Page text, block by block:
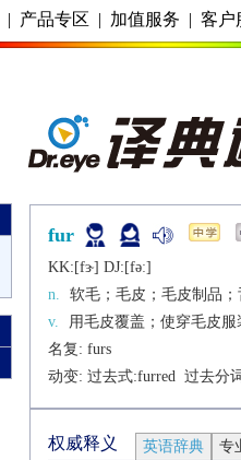
| 产品专区 | 加值服务 | 客户
fur
KK:[fɝ] DJ:[fǝː]
n.
软毛；毛皮；毛皮制品
v.
用毛皮覆盖；使穿毛皮
名复: furs
动变: 过去式:furred 过去分
权威释义 英语辞典 专